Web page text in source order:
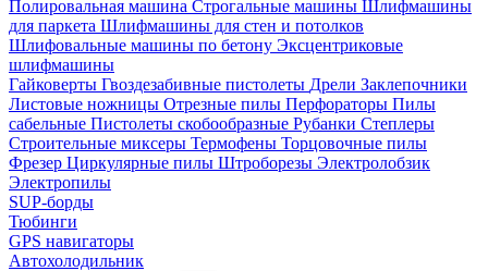
Полировальная машина Строгальные машины Шлифмашины
для паркета Шлифмашины для стен и потолков
Шлифовальные машины по бетону Эксцентриковые
шлифмашины
Гайковерты Гвоздезабивные пистолеты Дрели Заклепочники
Листовые ножницы Отрезные пилы Перфораторы Пилы
сабельные Пистолеты скобообразные Рубанки Степлеры
Строительные миксеры Термофены Торцовочные пилы
Фрезер Циркулярные пилы Штроборезы Электролобзик
Электропилы
SUP-борды
Тюбинги
GPS навигаторы
Автохолодильник